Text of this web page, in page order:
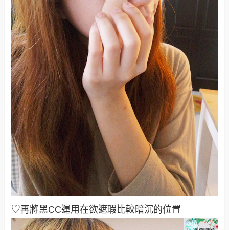
♡再將黑CC運用在欲遮瑕比較暗沉的位置